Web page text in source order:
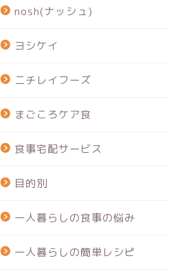
nosh(ナッシュ)
ヨシケイ
ニチレイフーズ
まごころケア食
食事宅配サービス
目的別
一人暮らしの食事の悩み
一人暮らしの簡単レシピ